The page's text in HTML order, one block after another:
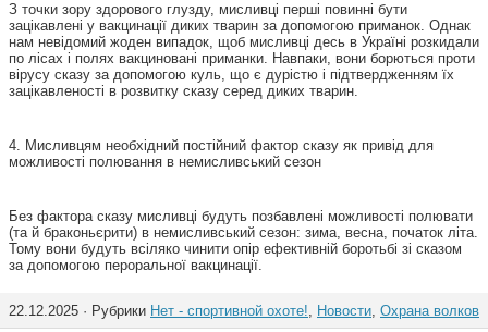
З точки зору здорового глузду, мисливці перші повинні бути
зацікавлені у вакцинації диких тварин за допомогою приманок. Однак
нам невідомий жоден випадок, щоб мисливці десь в Україні розкидали
по лісах і полях вакциновані приманки. Навпаки, вони борються проти
вірусу сказу за допомогою куль, що є дурістю і підтвердженням їх
зацікавленості в розвитку сказу серед диких тварин.
4. Мисливцям необхідний постійний фактор сказу як привід для
можливості полювання в немисливський сезон
Без фактора сказу мисливці будуть позбавлені можливості полювати
(та й браконьєрити) в немисливський сезон: зима, весна, початок літа.
Тому вони будуть всіляко чинити опір ефективній боротьбі зі сказом
за допомогою пероральної вакцинації.
22.12.2025 · Рубрики Нет - спортивной охоте!, Новости, Охрана волков